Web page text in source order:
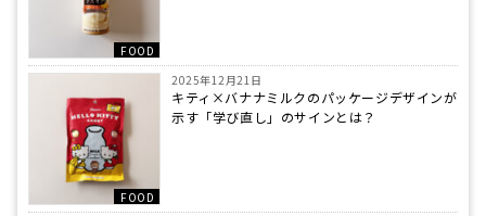
FOOD
FOOD
2025年12月21日
キティ×バナナミルクのパッケージデザインが
示す「学び直し」のサインとは？